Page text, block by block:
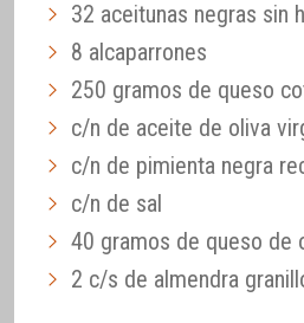
32 aceitunas negras sin
8 alcaparrones
250 gramos de queso
c/n de aceite de oliva
c/n de pimienta negra
c/n de sal
40 gramos de queso de
2 c/s de almendra